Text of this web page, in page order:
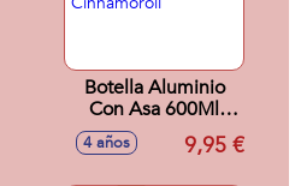
Botella Aluminio
Con Asa 600Ml
Cinnamoroll
4 años 9,95 €